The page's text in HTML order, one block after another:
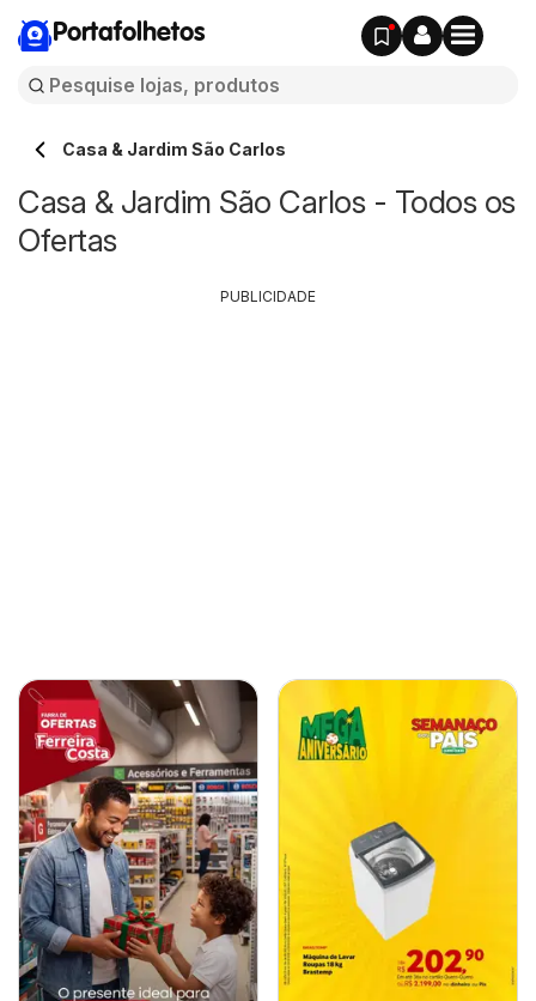
Portafolhetos
Casa & Jardim São Carlos
Casa & Jardim São Carlos - Todos os
Ofertas
PUBLICIDADE